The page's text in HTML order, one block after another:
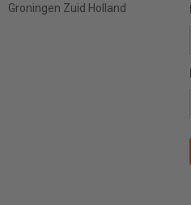
Groningen Zuid Holland